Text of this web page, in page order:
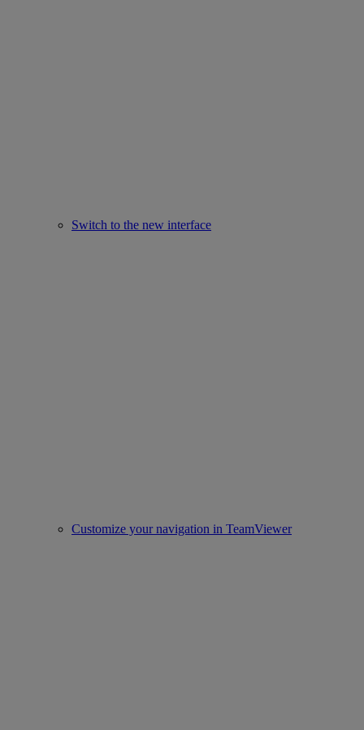
Switch to the new interface
Customize your navigation in TeamViewer